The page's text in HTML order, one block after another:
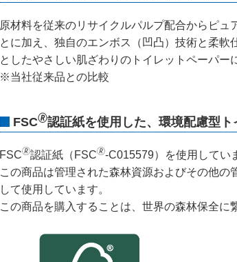
原材料を従来のリサイクルパルプ配合からピュ
とに加え、独自のエンボス（凹凸）技術と柔軟
としたやさしい肌ざわりのトイレットペーパー
※当社従来品との比較
FSC🄬認証紙を使用した、環境配慮型
FSC🄬認証紙（FSC🄬-C015579）を使用してい
この商品は管理された森林資源およびその他の
して使用しています。
この商品を購入することは、世界の森林保全に